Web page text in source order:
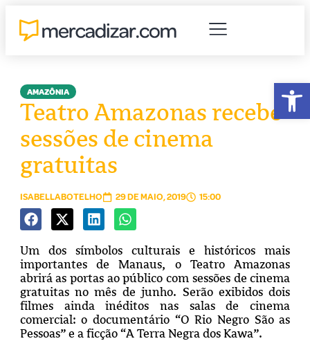
AMAZÔNIA
Teatro Amazonas recebe
sessões de cinema
gratuitas
ISABELLABOTELHO 29 DE MAIO, 2019 15:00
Um dos símbolos culturais e históricos mais
importantes de Manaus, o Teatro Amazonas
abrirá as portas ao público com sessões de cinema
gratuitas no mês de junho. Serão exibidos dois
filmes ainda inéditos nas salas de cinema
comercial: o documentário “O Rio Negro São as
Pessoas” e a ficção “A Terra Negra dos Kawa”.